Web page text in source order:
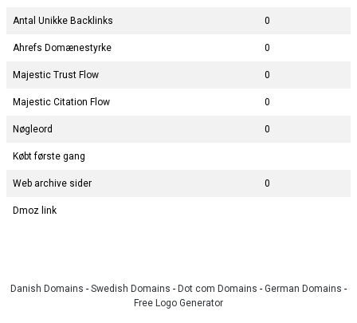
Antal Unikke Backlinks 0
Ahrefs Domænestyrke 0
Majestic Trust Flow 0
Majestic Citation Flow 0
Nøgleord 0
Købt første gang
Web archive sider 0
Dmoz link
Danish Domains - Swedish Domains - Dot com Domains - German Domains -
Free Logo Generator